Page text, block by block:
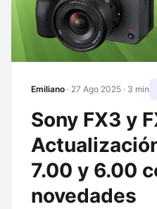
Emiliano · 27 Ago 2025 · 3 min
Sony FX3 y
7.00 y 6.00
novedades